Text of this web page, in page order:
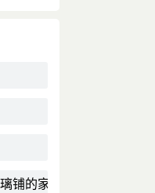
铺的家当